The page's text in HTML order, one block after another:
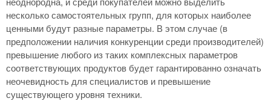
несколько самостоятельных групп, для которых наиболее
ценными будут разные параметры. В этом случае (в
предположении наличия конкуренции среди производителей)
превышение любого из таких комплексных параметров
соответствующих продуктов будет гарантированно означать
неочевидность для специалистов и превышение
существующего уровня техники.